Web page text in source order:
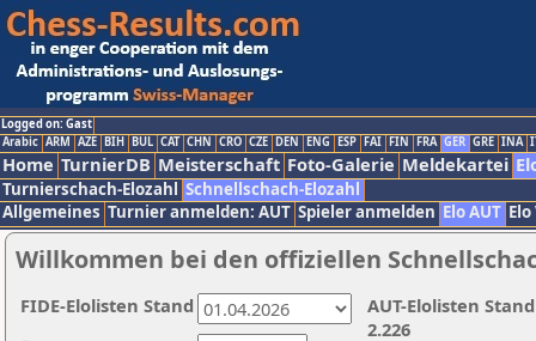
Logged on: Gast
Arabic ARM AZE BIH BUL CAT CHN CRO CZE DEN ENG ESP FAI FIN FRA GER GRE INA
Home TurnierDB Meisterschaft Foto-Galerie Meldekartei
Turnierschach-Elozahl Schnellschach-Elozahl
Allgemeines Turnier anmelden: AUT Spieler anmelden Elo AUT
Willkommen bei den offiziellen
AUT-Elolisten
2.226
FIDE-Elolisten Stand